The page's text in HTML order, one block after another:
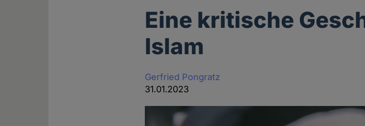
Eine kritische
Islam
Gerfried Pongratz
31.01.2023